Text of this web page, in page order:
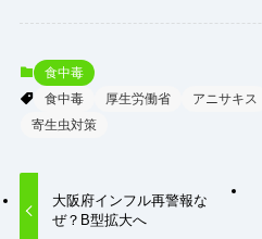
食中毒
食中毒
厚生労働省 アニサキス
寄生虫対策
大阪府インフル再警報な
ぜ？B型拡大へ